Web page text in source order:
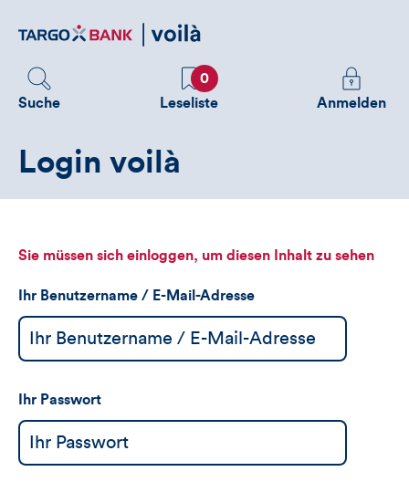
zum
Suche
Favoriten
0
Leseliste
Melden
Sie
sehen
Anmelden
Login voilà
Sie müssen sich einloggen, um diesen Inhalt zu sehen
Ihr Benutzername / E-Mail-Adresse
Ihr Passwort